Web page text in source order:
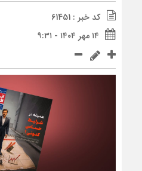
کد خبر : 61451
۱۴ مهر ۱۴۰۴ - ۹:۳۱